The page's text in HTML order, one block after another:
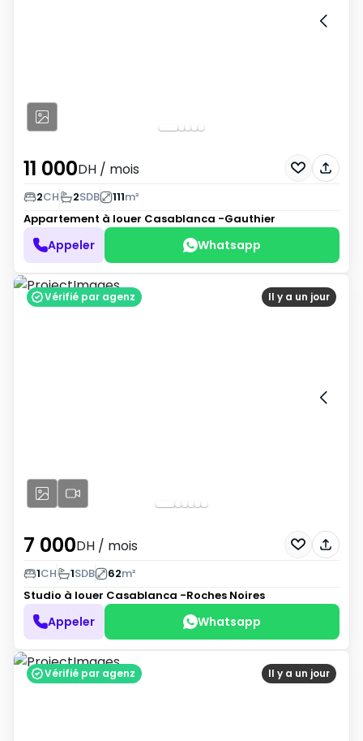
11 000DH / mois
2CH 2SDB 111m²
Appartement à louer Casablanca -Gauthier
Appeler Whatsapp
Il y a un jour
Vérifié par agenz
7 000DH / mois
1CH 1SDB 62m²
Studio à louer Casablanca -Roches Noires
Appeler Whatsapp
Il y a un jour
Vérifié par agenz